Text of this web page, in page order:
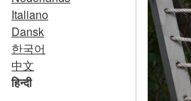
Italiano
Dansk
한국어
中文
हिन्दी